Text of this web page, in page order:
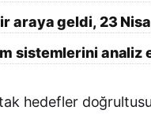
araya geldi, 23
sistemlerini analiz
hedefler